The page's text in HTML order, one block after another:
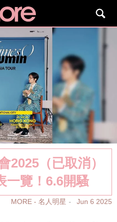
2025（已取消）
一覽！6.6開騷
MORE - 名人明星 Jun 6 2025